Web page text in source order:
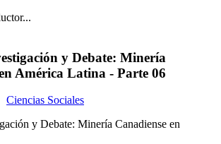
y Debate: Minería
América Latina - Parte 06
Ciencias Sociales
y Debate: Minería Canadiense en